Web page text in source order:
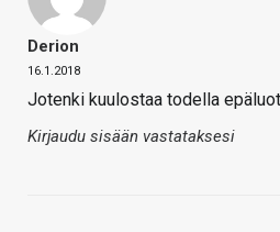
Derion
16.1.2018
Jotenki kuulostaa todella
Kirjaudu sisään vastataksesi